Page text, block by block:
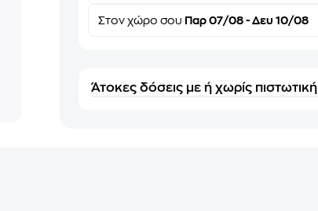
Στονχώρο σου Παρ 07/08 - Δευ 10/08
Άτοκες δόσεις με ή χωρίς πιστωτική